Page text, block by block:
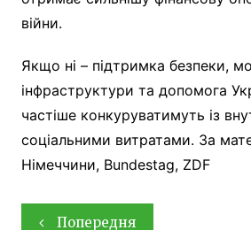
війни.
Якщо ні – підтримка безпеки,
інфраструктури та допомога
частіше конкуруватимуть із
соціальними витратами. За
Німеччини, Bundestag, ZDF
Навігація
Попередня